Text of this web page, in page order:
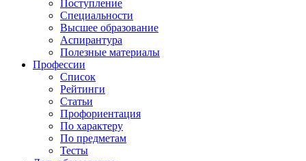
Поступление
Специальности
Высшее образование
Аспирантура
Полезные материалы
Профессии
Список
Рейтинги
Статьи
Профориентация
По характеру
По предметам
Тесты